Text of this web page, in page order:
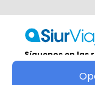
Síguenos en las
URUGUAY LTDA.)